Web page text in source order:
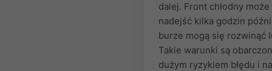
dalej. Front chłodny może
nadejść kilka godzin
burze mogą się rozwinąć
Takie warunki są
dużym ryzykiem błędu i